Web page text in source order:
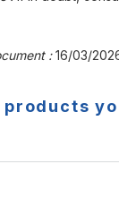
:16/03/
products